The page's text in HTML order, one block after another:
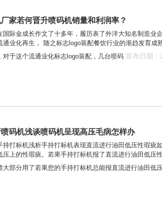
家若何晋升喷码机销量和利润率？
国际金成长作文了十多年，履历表了外洋大知名制造业
通业化再生， 随之标志logo装配餐饮行业的渐趋发育
对于这个流通业化标志logo装配，几台喷码 宣布日期
码机浅谈喷码机呈现高压毛病怎样办
持打标机浅析手持打标机表现直流进行油田低压性瑕
压上的性瑕疵。若果手持打标机报了直流进行油田低
大部分用了若果您的手持打标机总能报直流进行油田低